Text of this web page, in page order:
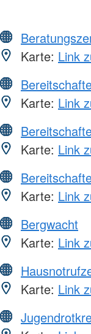
Karte: Link
Karte: Link
Karte: Link
Karte: Link
Bergwacht
Karte: Link
Karte: Link